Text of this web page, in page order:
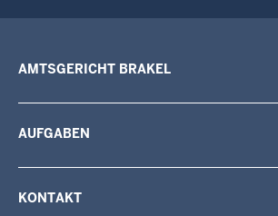
AMTSGERICHT BRAKEL
AUFGABEN
KONTAKT